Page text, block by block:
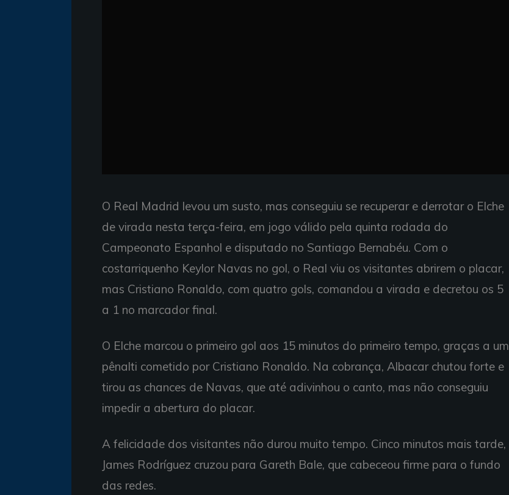
O Real Madrid levou um susto, mas conseguiu se recuperar e derrotar o Elche
de virada nesta terça-feira, em jogo válido pela quinta rodada do
Campeonato Espanhol e disputado no Santiago Bernabéu. Com o
costarriquenho Keylor Navas no gol, o Real viu os visitantes abrirem o placar,
mas Cristiano Ronaldo, com quatro gols, comandou a virada e decretou os 5
a 1 no marcador final.
O Elche marcou o primeiro gol aos 15 minutos do primeiro tempo, graças a um
pênalti cometido por Cristiano Ronaldo. Na cobrança, Albacar chutou forte e
tirou as chances de Navas, que até adivinhou o canto, mas não conseguiu
impedir a abertura do placar.
A felicidade dos visitantes não durou muito tempo. Cinco minutos mais tarde,
James Rodríguez cruzou para Gareth Bale, que cabeceou firme para o fundo
das redes.